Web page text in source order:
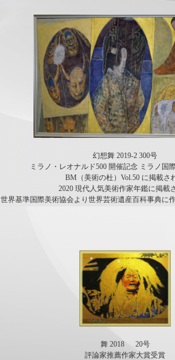
幻想舞 2019-2 300号
ミラノ・レオナルド500 開催記念 ミラノ国
BM（美術の杜）Vol.50 に掲載さ
2020 現代人気美術作家年鑑に掲載
世界基準国際美術協会より世界芸術遺産百科事典に
舞 2018 20号
評論家推薦作家大賞受賞